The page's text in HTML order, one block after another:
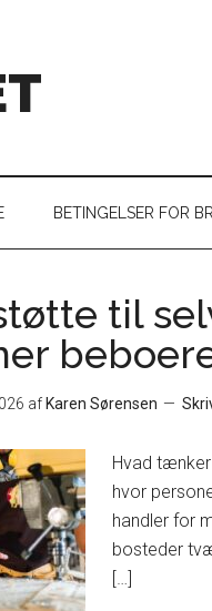
BETINGELSER FOR
til
af Karen Sørensen
Hvad
hvor
handler for
bosteder
[…]